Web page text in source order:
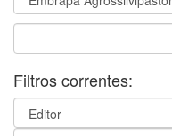
Filtros correntes: